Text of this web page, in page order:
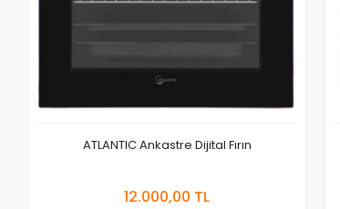
ATLANTIC Ankastre Dijital Fırın
12.000,00 TL